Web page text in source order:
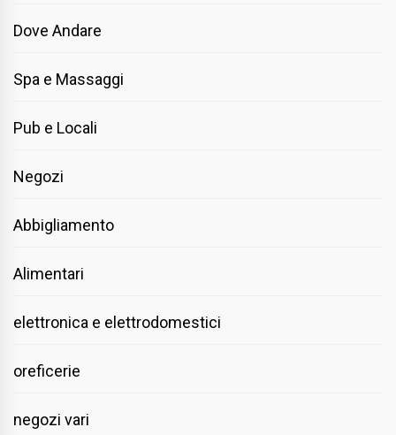
Dove Andare
Spa e Massaggi
Pub e Locali
Negozi
Abbigliamento
Alimentari
elettronica e elettrodomestici
oreficerie
negozi vari